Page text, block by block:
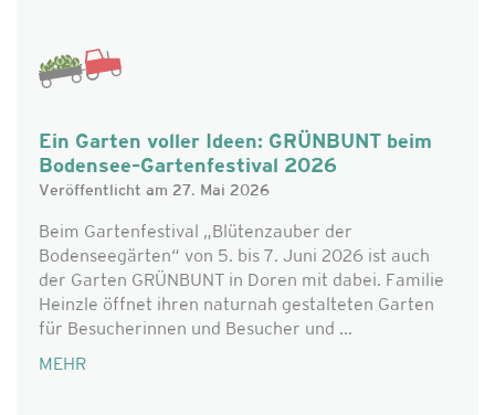
Ein Garten voller Ideen: GRÜNBUNT beim
Bodensee–Gartenfestival 2026
Veröffentlicht am 27. Mai 2026
Beim Gartenfestival „Blütenzauber der
Bodenseegärten“ von 5. bis 7. Juni 2026 ist auch
der Garten GRÜNBUNT in Doren mit dabei. Familie
Heinzle öffnet ihren naturnah gestalteten Garten
für Besucherinnen und Besucher und ...
MEHR